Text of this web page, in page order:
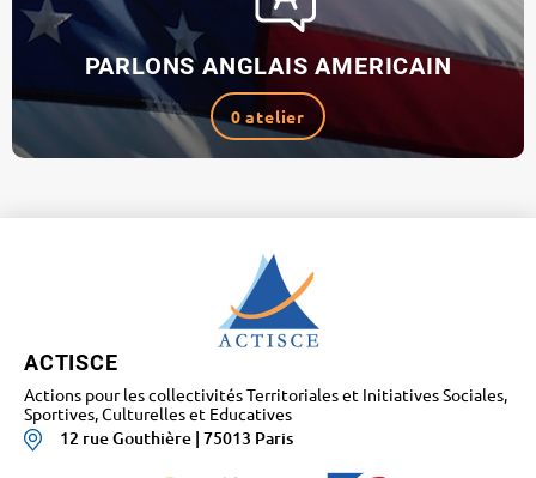
PARLONS ANGLAIS AMERICAIN
0 atelier
ACTISCE
Actions pour les collectivités Territoriales et Initiatives Sociales,
Sportives, Culturelles et Educatives
12 rue Gouthière | 75013 Paris